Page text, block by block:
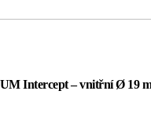
Intercept – vnitřní Ø 19